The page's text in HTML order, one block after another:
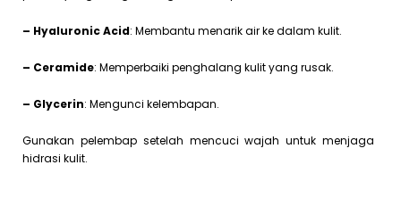
– Hyaluronic Acid: Membantu menarik air ke dalam kulit.
– Ceramide: Memperbaiki penghalang kulit yang rusak.
– Glycerin: Mengunci kelembapan.
Gunakan pelembap setelah mencuci wajah untuk menjaga
hidrasi kulit.